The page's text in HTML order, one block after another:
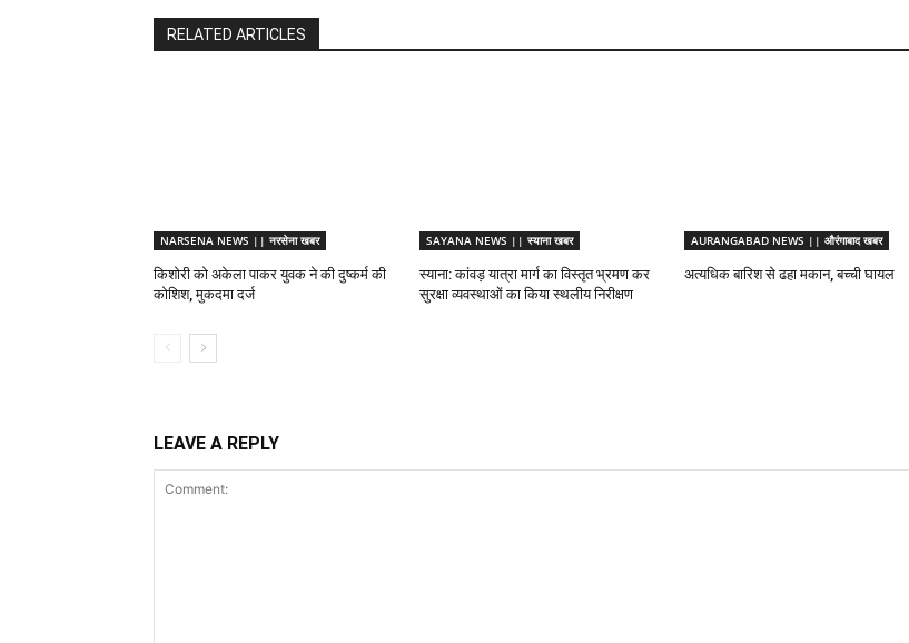
RELATED ARTICLES
NARSENA NEWS || नरसेना खबर
किशोरी को अकेला पाकर युवक ने की दुष्कर्म की
कोशिश, मुकदमा दर्ज
SAYANA NEWS || स्याना खबर
स्याना: कांवड़ यात्रा मार्ग का विस्तृत भ्रमण कर
सुरक्षा व्यवस्थाओं का किया स्थलीय निरीक्षण
AURANGABAD NEWS || औरंगाबाद खबर
अत्यधिक बारिश से ढहा मकान, बच्ची घायल
LEAVE A REPLY